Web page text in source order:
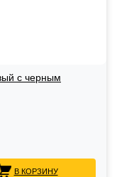
с черным
В КОРЗИНУ